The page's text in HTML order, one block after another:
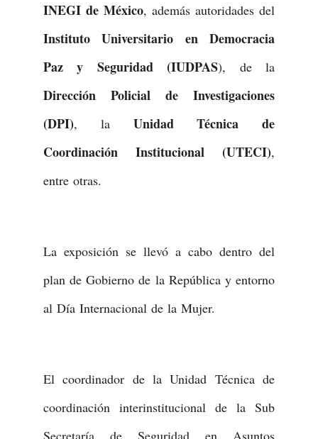
INEGI de México, además autoridades del
Instituto Universitario en Democracia
Paz y Seguridad (IUDPAS), de la
Dirección Policial de Investigaciones
(DPI), la Unidad Técnica de
Coordinación Institucional (UTECI),
entre otras.
La exposición se llevó a cabo dentro del
plan de Gobierno de la República y entorno
al Día Internacional de la Mujer.
El coordinador de la Unidad Técnica de
coordinación interinstitucional de la Sub